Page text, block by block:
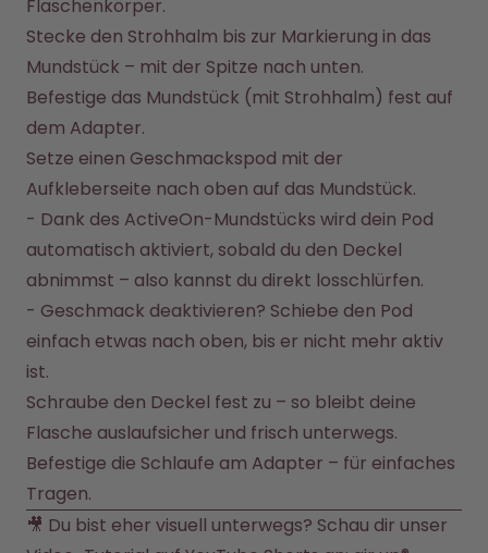
Flaschen vergleichen
Flaschenkörper.
Stecke den Strohhalm bis zur Markierung in das
Mundstück – mit der Spitze nach unten.
Befestige das Mundstück (mit Strohhalm) fest auf
dem Adapter.
Setze einen Geschmackspod mit der
Aufkleberseite nach oben auf das Mundstück.
- Dank des ActiveOn-Mundstücks wird dein Pod
automatisch aktiviert, sobald du den Deckel
abnimmst – also kannst du direkt losschlürfen.
- Geschmack deaktivieren? Schiebe den Pod
einfach etwas nach oben, bis er nicht mehr aktiv
ist.
Schraube den Deckel fest zu – so bleibt deine
Flasche auslaufsicher und frisch unterwegs.
Befestige die Schlaufe am Adapter – für einfaches
Tragen.
🎥 Du bist eher visuell unterwegs? Schau dir unser